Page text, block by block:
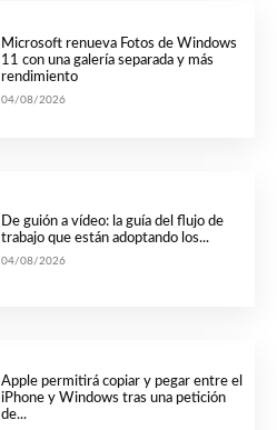
Microsoft renueva Fotos de Windows
11 con una galería separada y más
rendimiento
04/08/2026
De guión a vídeo: la guía del flujo de
trabajo que están adoptando los...
04/08/2026
Apple permitirá copiar y pegar entre el
iPhone y Windows tras una petición
de...